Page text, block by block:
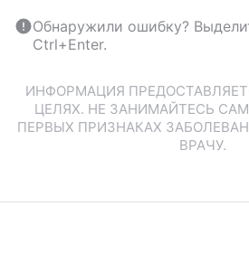
Обнаружили ошибку?
Ctrl+Enter.
ИНФОРМАЦИЯ
ЦЕЛЯХ. НЕ ЗАНИМАЙТЕСЬ
ПЕРВЫХ ПРИЗНАКАХ
ВРАЧУ.